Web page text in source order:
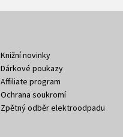
Knižní novinky
Dárkové poukazy
Affiliate program
Ochrana soukromí
Zpětný odběr elektroodpadu